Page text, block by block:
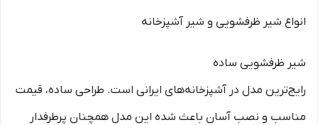
انواع شیر ظرفشویی و شیر آشپزخانه
شیر ظرفشویی ساده
رایج‌ترین مدل در آشپزخانه‌های ایرانی است. طراحی ساده، قیمت
مناسب و نصب آسان باعث شده این مدل همچنان پرطرفدار